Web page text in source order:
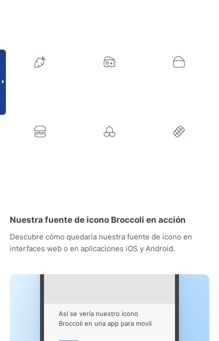
Nuestra fuente de icono Broccoli en acción
Descubre cómo quedaría nuestra fuente de icono en
interfaces web o en aplicaciones iOS y Android.
Así se vería nuestro icono
Broccoli en una app para movil